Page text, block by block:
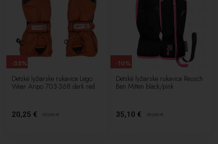
Detské lyžiarske rukavice Lego
Wear Aripo 703-368 dark red
20,25 € 31,00€
-35%
Detské lyžiarske rukavice Reusch
Ben Mitten black/pink
35,10 € 39,00€
-10%